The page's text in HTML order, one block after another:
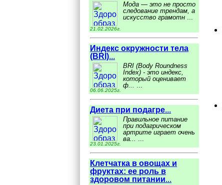
21.02.2026г.
Мода — это не просто
следование трендам, а
искусство грамотн ...
Индекс окружности тела
(BRI)...
06.06.2025г.
BRI (Body Roundness
Index) - это индекс,
который оценивает
ф... ...
Диета при подагре...
23.01.2025г.
Правильное питание
при подагрическом
артрите играет очень
ва... ...
Клетчатка в овощах и
фруктах: ее роль в
здоровом питании...